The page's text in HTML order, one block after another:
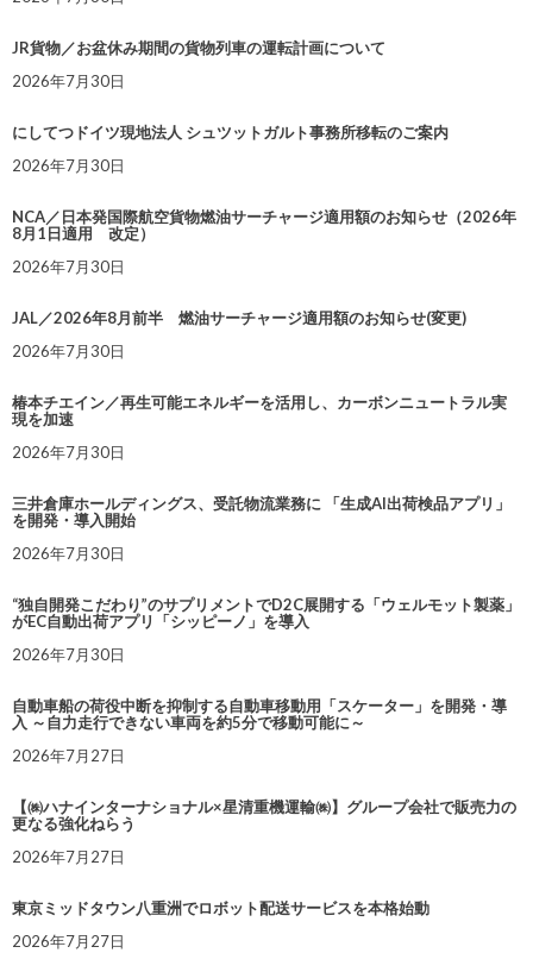
JR貨物／お盆休み期間の貨物列車の運転計画について
2026年7月30日
にしてつドイツ現地法人 シュツットガルト事務所移転のご案内
2026年7月30日
NCA／日本発国際航空貨物燃油サーチャージ適用額のお知らせ（2026年
8月1日適用 改定）
2026年7月30日
JAL／2026年8月前半 燃油サーチャージ適用額のお知らせ(変更)
2026年7月30日
椿本チエイン／再生可能エネルギーを活用し、カーボンニュートラル実
現を加速
2026年7月30日
三井倉庫ホールディングス、受託物流業務に 「生成AI出荷検品アプリ」
を開発・導入開始
2026年7月30日
“独自開発こだわり”のサプリメントでD2C展開する「ウェルモット製薬」
がEC自動出荷アプリ「シッピーノ」を導入
2026年7月30日
自動車船の荷役中断を抑制する自動車移動用「スケーター」を開発・導
入 ～自力走行できない車両を約5分で移動可能に～
2026年7月27日
【㈱ハナインターナショナル×星清重機運輸㈱】グループ会社で販売力の
更なる強化ねらう
2026年7月27日
東京ミッドタウン八重洲でロボット配送サービスを本格始動
2026年7月27日